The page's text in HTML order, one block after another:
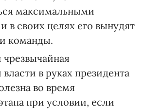
максимальными
в своих целях его вынудят
команды.
в руках президента
во время
при условии, если